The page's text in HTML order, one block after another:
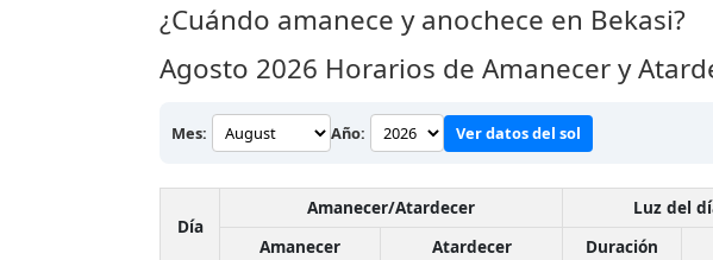
¿Cuándo amanece y anochece en Bekasi?
Agosto 2026 Horarios de Amanecer y
Mes: Año: Ver datos del sol
Día
Amanecer/Atardecer Luz del
Amanecer
Atardecer Duración